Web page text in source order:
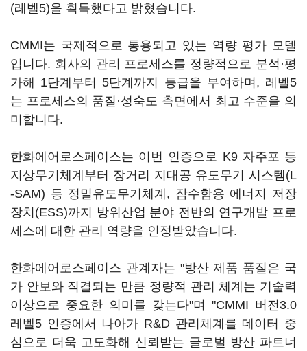
(레벨5)을 획득했다고 밝혔습니다.
CMMI는 국제적으로 통용되고 있는 역량 평가 모델
입니다. 회사의 관리 프로세스를 정량적으로 분석·평
가해 1단계부터 5단계까지 등급을 부여하며, 레벨5
는 프로세스의 품질·성숙도 측면에서 최고 수준을 의
미합니다.
한화에어로스페이스는 이번 인증으로 K9 자주포 등
지상무기체계부터 장거리 지대공 유도무기 시스템(L
-SAM) 등 정밀유도무기체계, 잠수함용 에너지 저장
장치(ESS)까지 방위산업 분야 전반의 연구개발 프로
세스에 대한 관리 역량을 인정받았습니다.
한화에어로스페이스 관계자는 "방산 제품 품질은 국
가 안보와 직결되는 만큼 정량적 관리 체계는 기술력
이상으로 중요한 의미를 갖는다"며 "CMMI 버전3.0
레벨5 인증에서 나아가 R&D 관리체계를 데이터 중
심으로 더욱 고도화해 신뢰받는 글로벌 방산 파트너